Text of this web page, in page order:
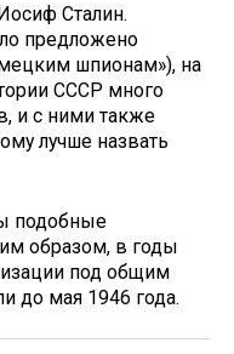
Сталин.
предложено
шпионам»), на
СССР много
и с ними также
лучше назвать
подобные
образом, в годы
под общим
до мая 1946 года.